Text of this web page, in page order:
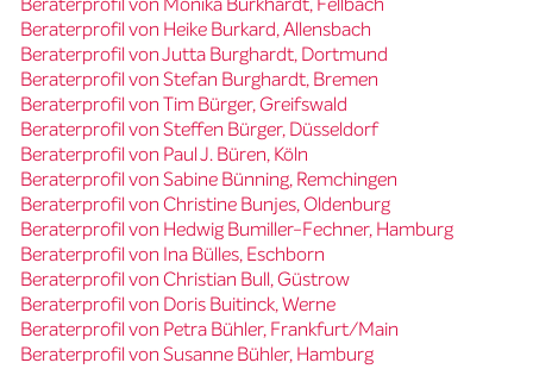
Beraterprofil von Heike Burkard, Allensbach
Beraterprofil von Jutta Burghardt, Dortmund
Beraterprofil von Stefan Burghardt, Bremen
Beraterprofil von Tim Bürger, Greifswald
Beraterprofil von Steffen Bürger, Düsseldorf
Beraterprofil von Paul J. Büren, Köln
Beraterprofil von Sabine Bünning, Remchingen
Beraterprofil von Christine Bunjes, Oldenburg
Beraterprofil von Hedwig Bumiller-Fechner, Hamburg
Beraterprofil von Ina Bülles, Eschborn
Beraterprofil von Christian Bull, Güstrow
Beraterprofil von Doris Buitinck, Werne
Beraterprofil von Petra Bühler, Frankfurt/Main
Beraterprofil von Susanne Bühler, Hamburg